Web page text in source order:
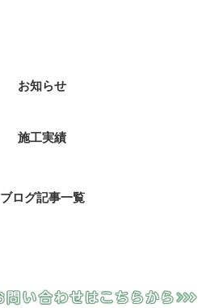
お知らせ
施工実績
ブログ記事一覧